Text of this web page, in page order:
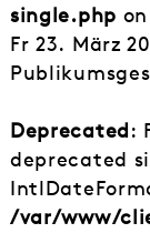
single.php
Fr 23. März
Deprecated:
deprecated
/var/www/